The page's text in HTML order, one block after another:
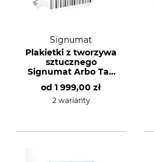
Signumat
Plakietki z tworzywa
sztucznego
Signumat Arbo Tag
Resistant White ze
stalowymi
gwoździami
od 1 999,00 zł
2 warianty